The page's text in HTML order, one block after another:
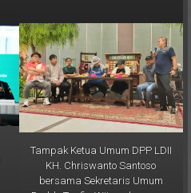
Tampak Ketua Umum DPP LDII
KH. Chriswanto Santoso